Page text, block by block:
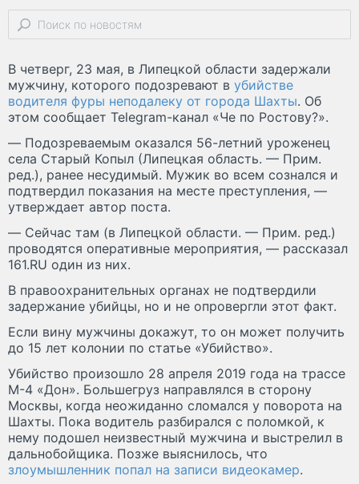
В четверг, 23 мая, в Липецкой области задержали
мужчину, которого подозревают в убийстве
водителя фуры неподалеку от города Шахты. Об
этом сообщает Telegram-канал «Че по Ростову?».
― Подозреваемым оказался 56-летний уроженец
села Старый Копыл (Липецкая область. — Прим.
ред.), ранее несудимый. Мужик во всем сознался и
подтвердил показания на месте преступления, —
утверждает автор поста.
― Сейчас там (в Липецкой области. — Прим. ред.)
проводятся оперативные мероприятия, — рассказал
161.RU один из них.
В правоохранительных органах не подтвердили
задержание убийцы, но и не опровергли этот факт.
Если вину мужчины докажут, то он может получить
до 15 лет колонии по статье «Убийство».
Убийство произошло 28 апреля 2019 года на трассе
М-4 «Дон». Большегруз направлялся в сторону
Москвы, когда неожиданно сломался у поворота на
Шахты. Пока водитель разбирался с поломкой, к
нему подошел неизвестный мужчина и выстрелил в
дальнобойщика. Позже выяснилось, что
злоумышленник попал на записи видеокамер.